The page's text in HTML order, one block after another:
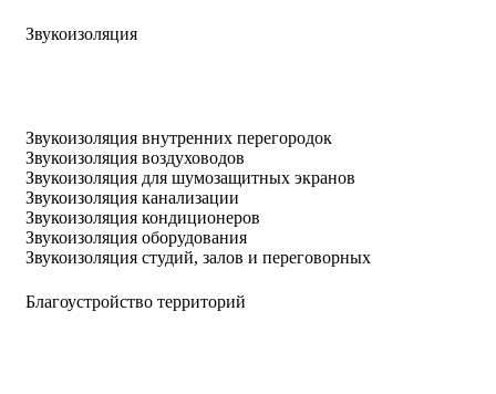
Звукоизоляция
Звукоизоляция внутренних перегородок
Звукоизоляция воздуховодов
Звукоизоляция для шумозащитных экранов
Звукоизоляция канализации
Звукоизоляция кондиционеров
Звукоизоляция оборудования
Звукоизоляция студий, залов и переговорных
Благоустройство территорий